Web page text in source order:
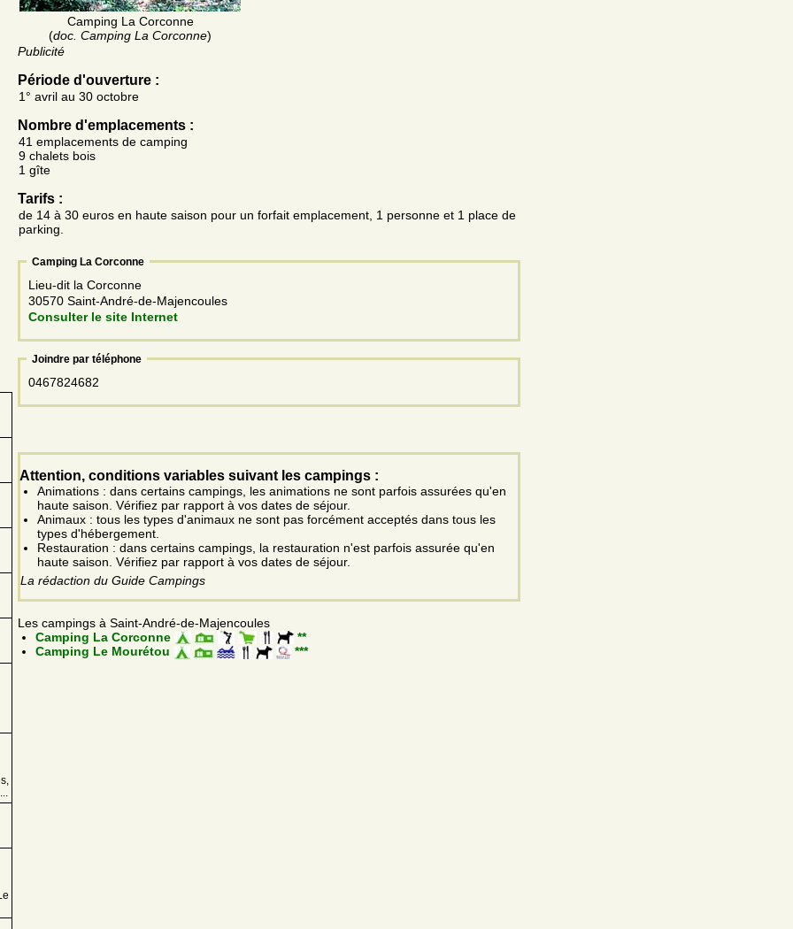
Camping La Corconne
(doc. Camping La Corconne)
Publicité
Période d'ouverture :
1° avril au 30 octobre
Nombre d'emplacements :
41 emplacements de camping
9 chalets bois
1 gîte
Tarifs :
de 14 à 30 euros en haute saison pour un forfait emplacement, 1 personne et 1 place de
parking.
Camping La Corconne
Lieu-dit la Corconne
30570 Saint-André-de-Majencoules
Consulter le site Internet
Joindre par téléphone
0467824682
Attention, conditions variables suivant les campings :
Animations : dans certains campings, les animations ne sont parfois assurées qu'en
haute saison. Vérifiez par rapport à vos dates de séjour.
Animaux : tous les types d'animaux ne sont pas forcément acceptés dans tous les
types d'hébergement.
Restauration : dans certains campings, la restauration n'est parfois assurée qu'en
haute saison. Vérifiez par rapport à vos dates de séjour.
La rédaction du Guide Campings
Les campings à Saint-André-de-Majencoules
Camping La Corconne
**
Camping Le Mourétou
***